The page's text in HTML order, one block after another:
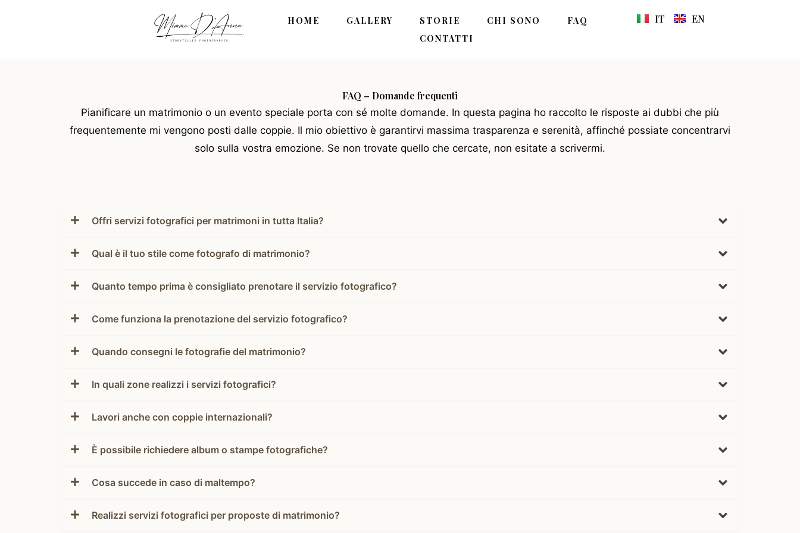
HOME GALLERY STORIE CHI SONO
FAQ
CONTATTI
IT EN
FAQ – Domande frequenti
Pianificare un matrimonio o un evento speciale porta con sé molte domande. In questa pagina ho raccolto le risposte ai dubbi che più
frequentemente mi vengono posti dalle coppie. Il mio obiettivo è garantirvi massima trasparenza e serenità, affinché possiate concentrarvi
solo sulla vostra emozione. Se non trovate quello che cercate, non esitate a scrivermi.
Offri servizi fotografici per matrimoni in tutta Italia?
Qual è il tuo stile come fotografo di matrimonio?
Quanto tempo prima è consigliato prenotare il servizio fotografico?
Come funziona la prenotazione del servizio fotografico?
Quando consegni le fotografie del matrimonio?
In quali zone realizzi i servizi fotografici?
Lavori anche con coppie internazionali?
È possibile richiedere album o stampe fotografiche?
Cosa succede in caso di maltempo?
Realizzi servizi fotografici per proposte di matrimonio?